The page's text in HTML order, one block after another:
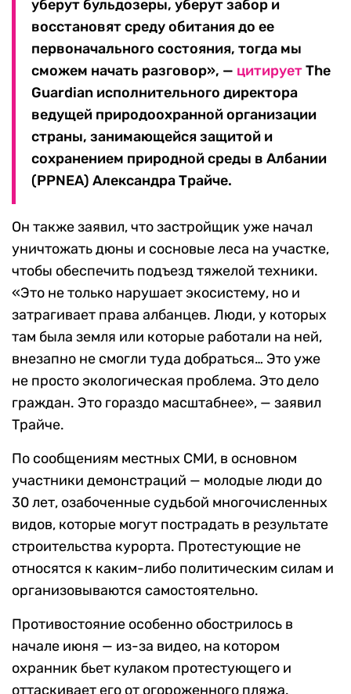
уберут бульдозеры, уберут забор и
восстановят среду обитания до ее
первоначального состояния, тогда мы
сможем начать разговор», — цитируетThe
Guardian исполнительного директора
ведущей природоохранной организации
страны, занимающейся защитой и
сохранением природной среды в Албании
(PPNEA) Александра Трайче.
Он также заявил, что застройщик уже начал
уничтожать дюны и сосновые леса на участке,
чтобы обеспечить подъезд тяжелой техники.
«Это не только нарушает экосистему, но и
затрагивает права албанцев. Люди, у которых
там была земля или которые работали на ней,
внезапно не смогли туда добраться… Это уже
не просто экологическая проблема. Это дело
граждан. Это гораздо масштабнее», — заявил
Трайче.
По сообщениям местных СМИ, в основном
участники демонстраций — молодые люди до
30 лет, озабоченные судьбой многочисленных
видов, которые могут пострадать в результате
строительства курорта. Протестующие не
относятся к каким-либо политическим силам и
организовываются самостоятельно.
Противостояние особенно обострилось в
начале июня — из-за видео, на котором
охранник бьет кулаком протестующего и
оттаскивает его от огороженного пляжа.